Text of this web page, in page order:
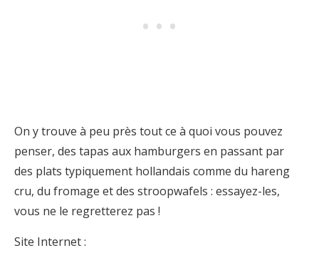
On y trouve à peu près tout ce à quoi vous pouvez
penser, des tapas aux hamburgers en passant par
des plats typiquement hollandais comme du hareng
cru, du fromage et des stroopwafels : essayez-les,
vous ne le regretterez pas !
Site Internet :